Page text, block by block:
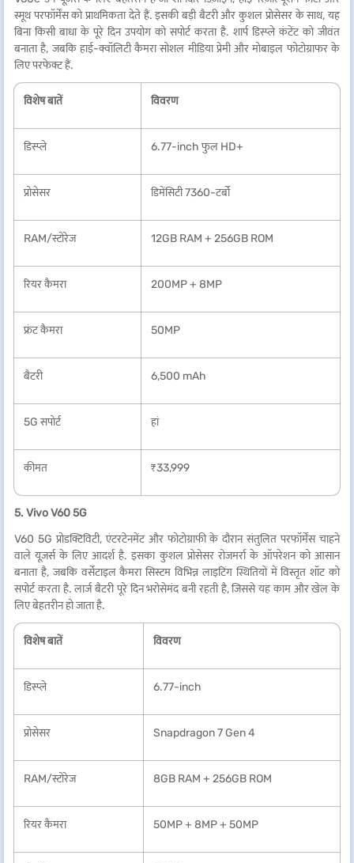
स्मूथ परफॉर्मेंस को प्राथमिकता देते हैं. इसकी बड़ी बैटरी और कुशल प्रोसेसर के साथ, यह
बिना किसी बाधा के पूरे दिन उपयोग को सपोर्ट करता है. शार्प डिस्प्ले कंटेंट को जीवंत
बनाता है, जबकि हाई-क्वॉलिटी कैमरा सोशल मीडिया प्रेमी और मोबाइल फोटोग्राफर के
लिए परफेक्ट हैं.
विशेष बातें विवरण
डिस्प्ले 6.77-inch फुल HD+
प्रोसेसर डिमेंसिटी 7360-टर्बो
RAM/स्टोरेज 12GB RAM + 256GB ROM
रियर कैमरा 200MP + 8MP
फ्रंट कैमरा 50MP
बैटरी 6,500 mAh
5G सपोर्ट हां
कीमत ₹33,999
5. Vivo V60 5G
V60 5G प्रोडक्टिविटी, एंटरटेनमेंट और फोटोग्राफी के दौरान संतुलित परफॉर्मेंस चाहने
वाले यूज़र्स के लिए आदर्श है. इसका कुशल प्रोसेसर रोजमर्रा के ऑपरेशन को आसान
बनाता है, जबकि वर्सेटाइल कैमरा सिस्टम विभिन्न लाइटिंग स्थितियों में विस्तृत शॉट को
सपोर्ट करता है. लार्ज बैटरी पूरे दिन भरोसेमंद बनी रहती है, जिससे यह काम और खेल के
लिए बेहतरीन हो जाता है.
विशेष बातें विवरण
डिस्प्ले 6.77-inch
प्रोसेसर Snapdragon 7 Gen 4
RAM/स्टोरेज 8GB RAM + 256GB ROM
रियर कैमरा 50MP + 8MP + 50MP